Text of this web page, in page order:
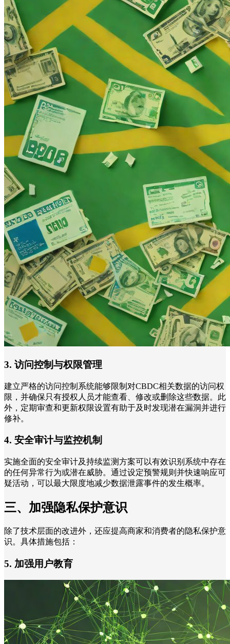
3. 访问控制与权限管理
建立严格的访问控制系统能够限制对CBDC相关数据的访问权
限，并确保只有授权人员才能查看、修改或删除这些数据。此
外，定期审查和更新权限设置有助于及时发现潜在漏洞并进行
修补。
4. 安全审计与监控机制
实施全面的安全审计及持续监测方案可以有效识别系统中存在
的任何异常行为或潜在威胁。通过设定预警规则并快速响应可
疑活动，可以最大限度地减少数据泄露事件的发生概率。
三、加强隐私保护意识
除了技术层面的改进外，还应提高商家和消费者的隐私保护意
识。具体措施包括：
5. 加强用户教育